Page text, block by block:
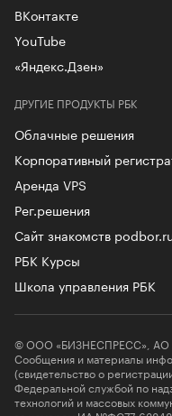
ДРУГИЕ ПРОДУКТЫ РБК
Облачные решения
Корпоративный
Аренда VPS
Рег.решения
Сайт знакомств
РБК Курсы
Школа управления РБК
ВКонтакте
YouTube
«Яндекс.Дзен»
© ООО «БИЗНЕСПРЕСС», АО
Сообщения и материалы
(свидетельство о
Федеральной службой по
технологий и массовых